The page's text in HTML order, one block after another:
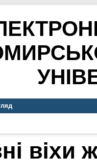
віхи